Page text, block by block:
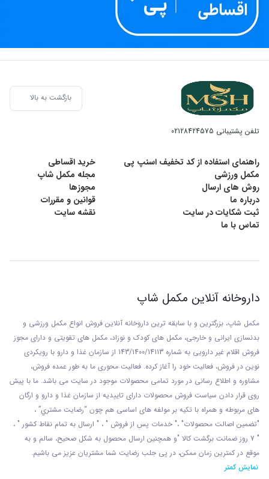
بازگشت به بالا
تلفن پشتیبانی 02128424575
راهنمای استفاده از کد تخفیف اسنپ پی
خرید اقساطی
مکمل ورزشی
مجله مکمل شاپ
روش های ارسال
مجوزها
درباره ما
قوانین و مقررات
ثبت شکایات در سایت
نقشه سایت
تماس با ما
داروخانه آنلاین مکمل شاپ
مکمل شاپ، بزرگترین و با سابقه ترین داروخانه آنلاین فروش انواع مکمل ورزشی و
بدنسازی ایرانی و خارجی، مکمل های کودک و نوزاد، مکمل های تقویتی و دارای مجوز
فروش اقلام غیر دارویی به شماره 143/1400/14113 از
سازمان غذا و دارو با رويکردی
نوين در فروش، فعاليت خود را آغاز کرده. فعاليت محوری ما به طور عمده فروش،
مشاوره و اطلاع رسانی در مورد تمامی محصولات موجود در سایت می باشد. ما با پيش
روی قرار دادن سياست فروش محصولات دارای تاييديه از سازمان غذا و دارو و ارگان
های مربوطه و همراه با تکيه بر مولفه های اساسی هم چون “رضايت مشتري” ،
"تضمين اصالت محصولات" ،" خدمات پس از فروش " ، " ارسال به تمام نقاط کشور " ،
" 7 روز ضمانت برگشت کالا "و همچنين ارسال محصول به شکل صحيح، سالم و به
موقع در کمترين زمان ممکن، در پی جلب رضايت شما مشتريان عزیز می باشيم.
نمایش کمتر